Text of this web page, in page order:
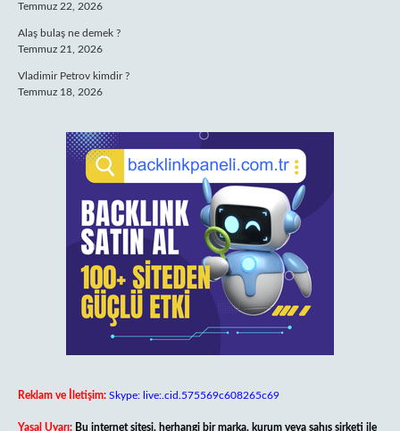
Temmuz 22, 2026
Alaş bulaş ne demek ?
Temmuz 21, 2026
Vladimir Petrov kimdir ?
Temmuz 18, 2026
Reklam ve İletişim: Skype: live:.cid.575569c608265c69
Yasal Uyarı: Bu internet sitesi, herhangi bir marka, kurum veya şahıs şirketi ile